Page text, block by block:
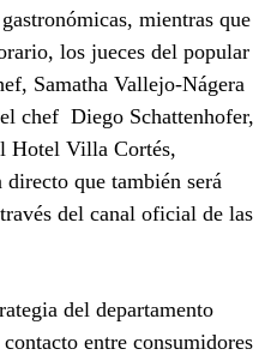
mientras que
los jueces del popular
Samatha Vallejo-Nágera
chef Diego Schattenhofer,
Hotel Villa Cortés,
que también será
del canal oficial de las
del departamento
entre consumidores